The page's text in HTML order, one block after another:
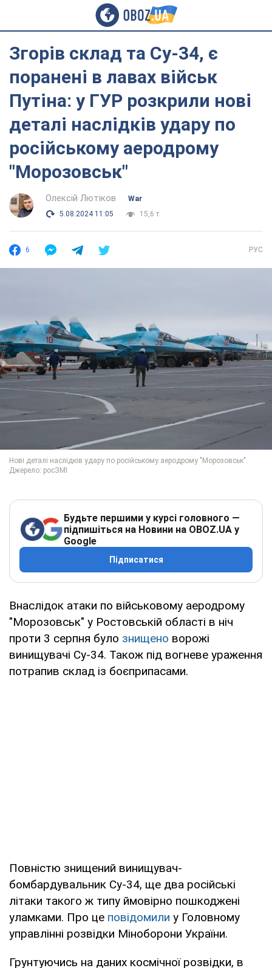
Згорів склад та Су-34, є
поранені в лавах військ
Путіна: у ГУР розкрили нові
деталі наслідків удару по
російському аеродрому
"Морозовськ"
Олексій Лютіков
War
5.08.2024 11:05
15,6 т.
6 РУС
Будьте першими у курсі головного —
підпишіться на Новини на OBOZ.UA у
Google
Підписатися
Внаслідок атаки по військовому аеродрому
"Морозовськ" у Ростовській області в ніч
проти 3 серпня було знищено ворожі
винищувачі Су-34. Також під вогневе ураження
потрапив склад із боєприпасами.
Повністю знищений винищувач-
бомбардувальник Су-34, ще два російські
літаки такого ж типу ймовірно пошкоджені
уламками. Про це повідомили у Головному
управлінні розвідки Міноборони України.
Грунтуючись на даних космічної розвідки, в